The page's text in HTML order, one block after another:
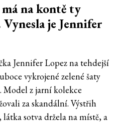
na kontě ty
je Jennifer
Jennifer Lopez na tehdejší
vykrojené zelené šaty
Model z jarní kolekce
za skandální. Výstřih
sotva držela na místě, a